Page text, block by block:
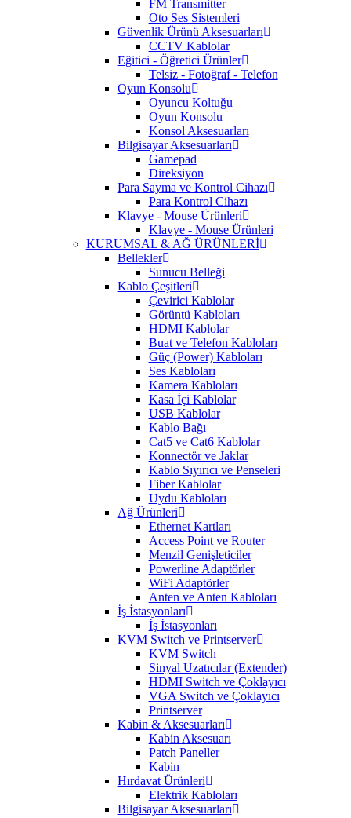
FM Transmitter
Oto Ses Sistemleri
Güvenlik Ürünü Aksesuarları
CCTV Kablolar
Eğitici - Öğretici Ürünler
Telsiz - Fotoğraf - Telefon
Oyun Konsolu
Oyuncu Koltuğu
Oyun Konsolu
Konsol Aksesuarları
Bilgisayar Aksesuarları
Gamepad
Direksiyon
Para Sayma ve Kontrol Cihazı
Para Kontrol Cihazı
Klavye - Mouse Ürünleri
Klavye - Mouse Ürünleri
KURUMSAL & AĞ ÜRÜNLERİ
Bellekler
Sunucu Belleği
Kablo Çeşitleri
Çevirici Kablolar
Görüntü Kabloları
HDMI Kablolar
Buat ve Telefon Kabloları
Güç (Power) Kabloları
Ses Kabloları
Kamera Kabloları
Kasa İçi Kablolar
USB Kablolar
Kablo Bağı
Cat5 ve Cat6 Kablolar
Konnectör ve Jaklar
Kablo Sıyırıcı ve Penseleri
Fiber Kablolar
Uydu Kabloları
Ağ Ürünleri
Ethernet Kartları
Access Point ve Router
Menzil Genişleticiler
Powerline Adaptörler
WiFi Adaptörler
Anten ve Anten Kabloları
İş İstasyonları
İş İstasyonları
KVM Switch ve Printserver
KVM Switch
Sinyal Uzatıcılar (Extender)
HDMI Switch ve Çoklayıcı
VGA Switch ve Çoklayıcı
Printserver
Kabin & Aksesuarları
Kabin Aksesuarı
Patch Paneller
Kabin
Hırdavat Ürünleri
Elektrik Kabloları
Bilgisayar Aksesuarları